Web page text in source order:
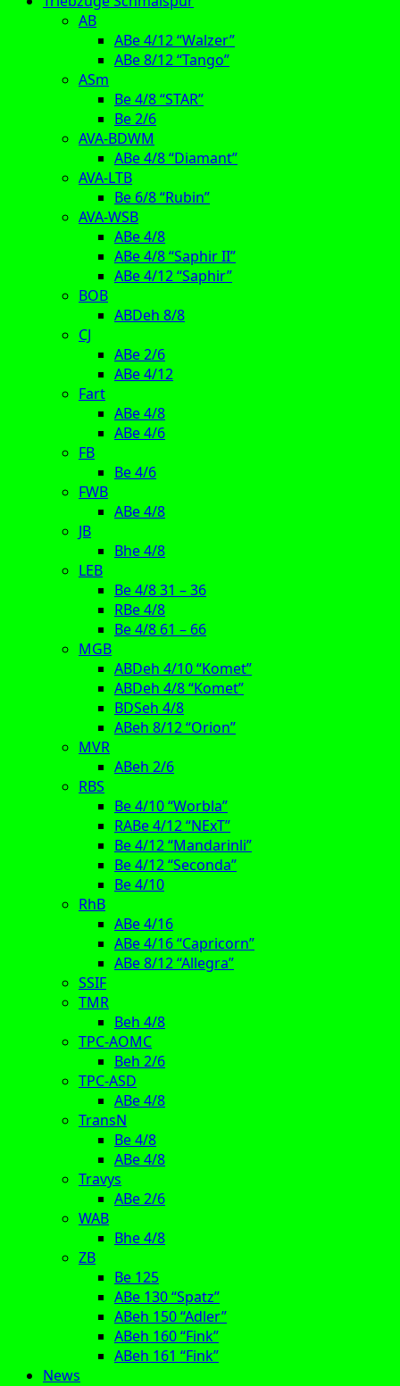
AB
ABe 4/12 “Walzer”
ABe 8/12 “Tango”
ASm
Be 4/8 “STAR”
Be 2/6
AVA-BDWM
ABe 4/8 “Diamant”
AVA-LTB
Be 6/8 “Rubin”
AVA-WSB
ABe 4/8
ABe 4/8 “Saphir II”
ABe 4/12 “Saphir”
BOB
ABDeh 8/8
CJ
ABe 2/6
ABe 4/12
Fart
ABe 4/8
ABe 4/6
FB
Be 4/6
FWB
ABe 4/8
JB
Bhe 4/8
LEB
Be 4/8 31 – 36
RBe 4/8
Be 4/8 61 – 66
MGB
ABDeh 4/10 “Komet”
ABDeh 4/8 “Komet”
BDSeh 4/8
ABeh 8/12 “Orion”
MVR
ABeh 2/6
RBS
Be 4/10 “Worbla”
RABe 4/12 “NExT”
Be 4/12 “Mandarinli”
Be 4/12 “Seconda”
Be 4/10
RhB
ABe 4/16
ABe 4/16 “Capricorn”
ABe 8/12 “Allegra”
SSIF
TMR
Beh 4/8
TPC-AOMC
Beh 2/6
TPC-ASD
ABe 4/8
TransN
Be 4/8
ABe 4/8
Travys
ABe 2/6
WAB
Bhe 4/8
ZB
Be 125
ABe 130 “Spatz”
ABeh 150 “Adler”
ABeh 160 “Fink”
ABeh 161 “Fink”
News